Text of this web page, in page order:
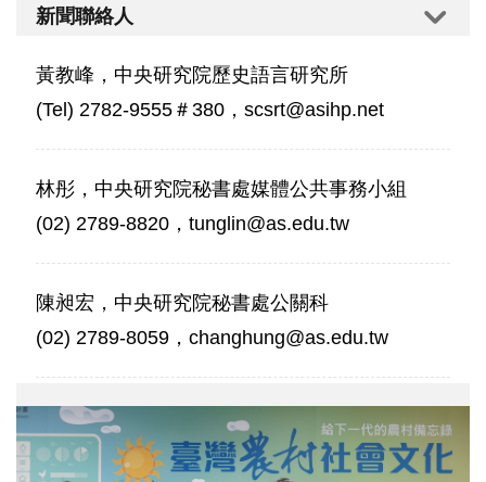
新聞聯絡人
黃教峰，中央研究院歷史語言研究所
(Tel) 2782-9555＃380，scsrt@asihp.net
林彤，中央研究院秘書處媒體公共事務小組
(02) 2789-8820，tunglin@as.edu.tw
陳昶宏，中央研究院秘書處公關科
(02) 2789-8059，changhung@as.edu.tw
網
內
文
1.JPG